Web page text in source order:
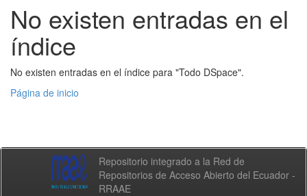
No existen entradas en el
índice
No existen entradas en el índice para "Todo DSpace".
Página de inicio
Repositorio integrado a la Red de
Repositorios de Acceso Abierto del Ecuador -
RRAAE